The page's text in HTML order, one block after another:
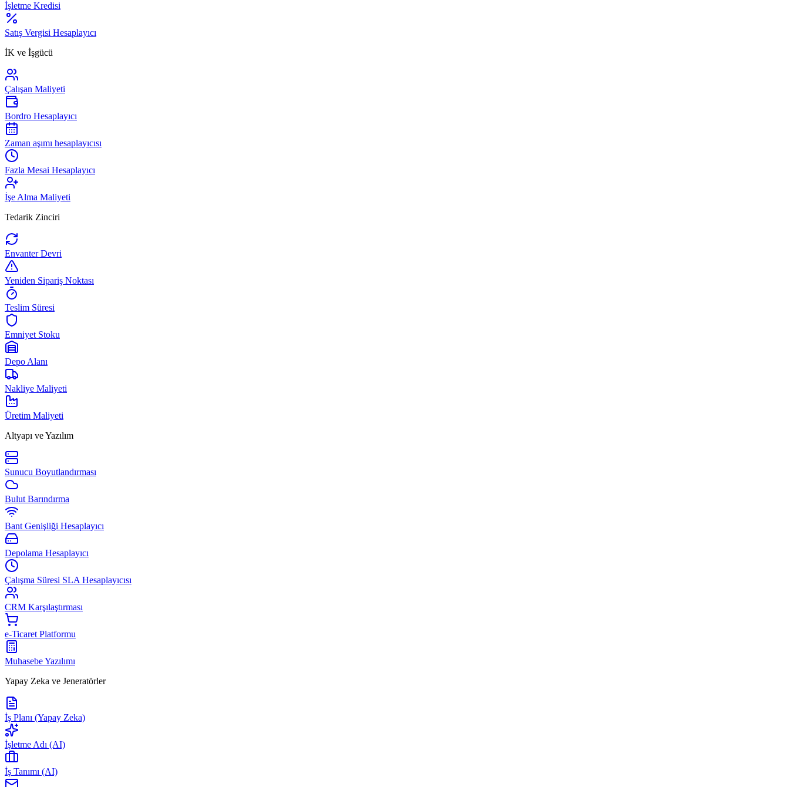
İşletme Kredisi
Satış Vergisi Hesaplayıcı
İK ve İşgücü
Çalışan Maliyeti
Bordro Hesaplayıcı
Zaman aşımı hesaplayıcısı
Fazla Mesai Hesaplayıcı
İşe Alma Maliyeti
Tedarik Zinciri
Envanter Devri
Yeniden Sipariş Noktası
Teslim Süresi
Emniyet Stoku
Depo Alanı
Nakliye Maliyeti
Üretim Maliyeti
Altyapı ve Yazılım
Sunucu Boyutlandırması
Bulut Barındırma
Bant Genişliği Hesaplayıcı
Depolama Hesaplayıcı
Çalışma Süresi SLA Hesaplayıcısı
CRM Karşılaştırması
e-Ticaret Platformu
Muhasebe Yazılımı
Yapay Zeka ve Jeneratörler
İş Planı (Yapay Zeka)
İşletme Adı (AI)
İş Tanımı (AI)